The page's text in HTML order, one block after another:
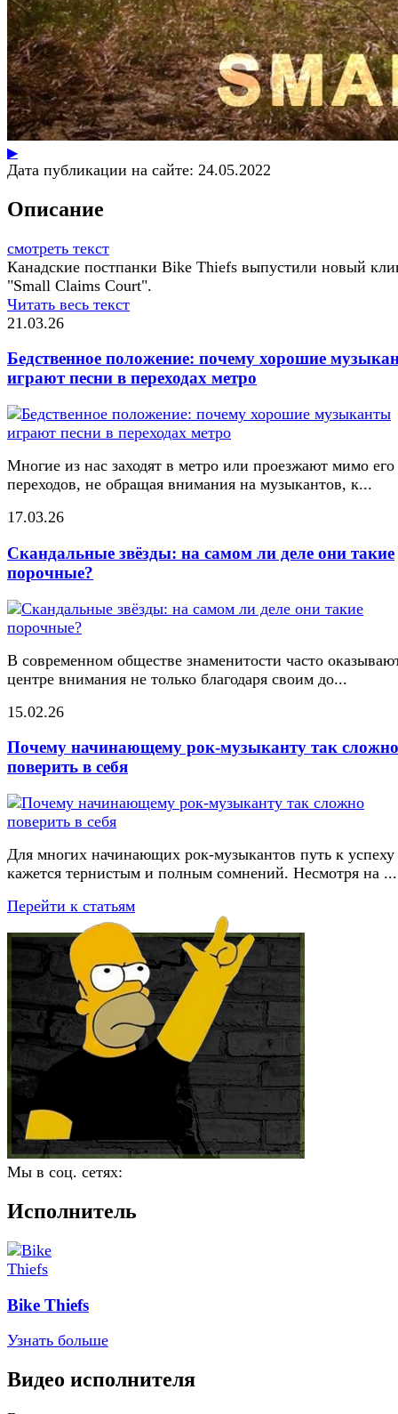
▶
Дата публикации на сайте: 24.05.2022
Описание
смотреть текст
Канадские постпанки Bike Thiefs выпустили новый
"Small Claims Court".
Читать весь текст
21.03.26
Бедственное положение: почему хорошие
играют песни в переходах метро
Многие из нас заходят в метро или проезжают мимо его
переходов, не обращая внимания на музыкантов, к...
17.03.26
Скандальные звёзды: на самом ли деле они такие
порочные?
В современном обществе знаменитости часто
центре внимания не только благодаря своим до...
15.02.26
Почему начинающему рок-музыканту так сложно
поверить в себя
Для многих начинающих рок-музыкантов путь к успеху
кажется тернистым и полным сомнений. Несмотря на ...
Перейти к статьям
Мы в соц. сетях:
Исполнитель
Bike Thiefs
Узнать больше
Видео исполнителя